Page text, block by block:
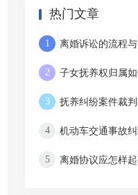
热门文章
1 离婚诉讼的流程
2 子女抚养权归属
3 抚养纠纷案件裁
4 机动车交通事故
5 离婚协议应怎样